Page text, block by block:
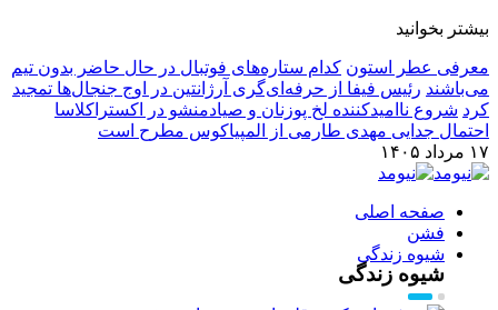
بیشتر بخوانید
معرفی عطر استون کدام ستاره‌های فوتبال در حال حاضر بدون تیم
می‌باشند رئیس فیفا از حرفه‌ای‌گری آرژانتین در اوج جنجال‌ها تمجید
کرد شروع ناامیدکننده لخ پوزنان و صیادمنشو در اکستراکلاسا
احتمال جدایی مهدی طارمی از المپیاکوس مطرح است
۱۷ مرداد ۱۴۰۵
صفحه اصلی
فشن
شیوه زندگی
شیوه زندگی